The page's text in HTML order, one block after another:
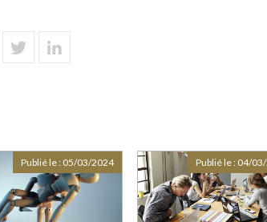
Publié le : 05/03/2024 Publié le : 04/